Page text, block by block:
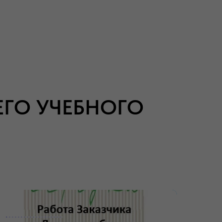
УЧЕБНОГО
___________________